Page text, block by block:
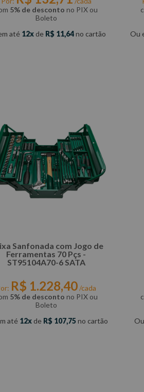
5% de desconto no PIX ou
Boleto
até 12 de R$ 11,64no cartão
Ou
Sanfonada com Jogo de
Ferramentas 70 Pçs -
ST95104A70-6 SATA
R$ 1.228,40/cada
5% de desconto no PIX ou
Boleto
até 12 de R$ 107,75no cartão